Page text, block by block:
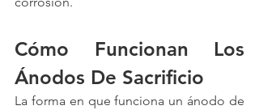
Cómo Funcionan Los
Ánodos De Sacrificio
La forma en que funciona un ánodo de